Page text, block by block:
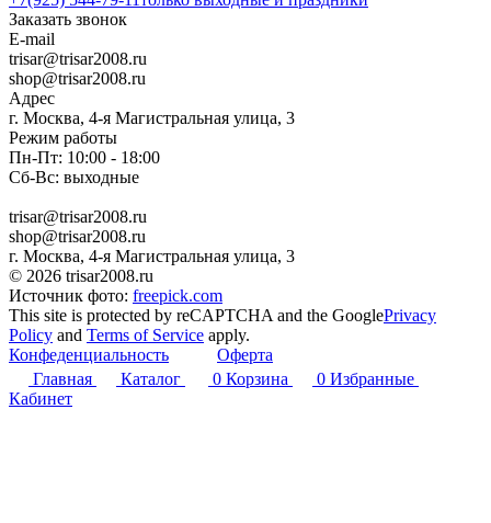
Заказать звонок
E-mail
trisar@trisar2008.ru
shop@trisar2008.ru
Адрес
г. Москва, 4-я Магистральная улица, 3
Режим работы
Пн-Пт: 10:00 - 18:00
Сб-Вс: выходные
trisar@trisar2008.ru
shop@trisar2008.ru
г. Москва, 4-я Магистральная улица, 3
© 2026 trisar2008.ru
Источник фото: freepick.com
This site is protected by reCAPTCHA and the GooglePrivacy
Policy and Terms of Service apply.
Конфеденциальность
Оферта
Главная
Каталог 0 Корзина 0 Избранные
Кабинет